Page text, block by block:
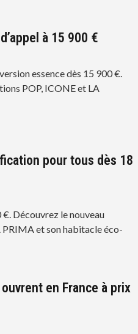
à 15 900 €
essence dès 15 900 €.
POP, ICONE et LA
pour tous dès 18
Découvrez le nouveau
PRIMA et son habitacle éco-
en France à prix